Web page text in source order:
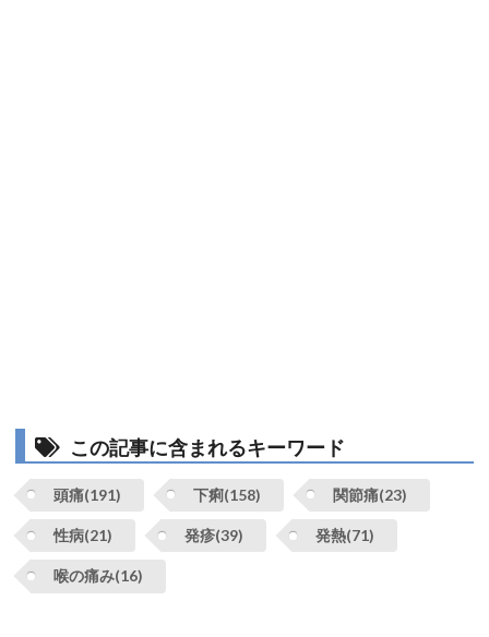
この記事に含まれるキーワード
頭痛(191) 下痢(158) 関節痛(23)
性病(21) 発疹(39) 発熱(71)
喉の痛み(16)